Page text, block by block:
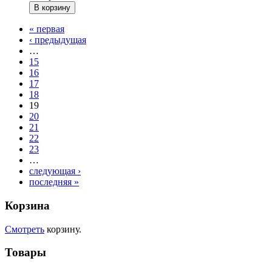
« первая
‹ предыдущая
…
15
16
17
18
19
20
21
22
23
…
следующая ›
последняя »
Корзина
Смотреть корзину.
Товары